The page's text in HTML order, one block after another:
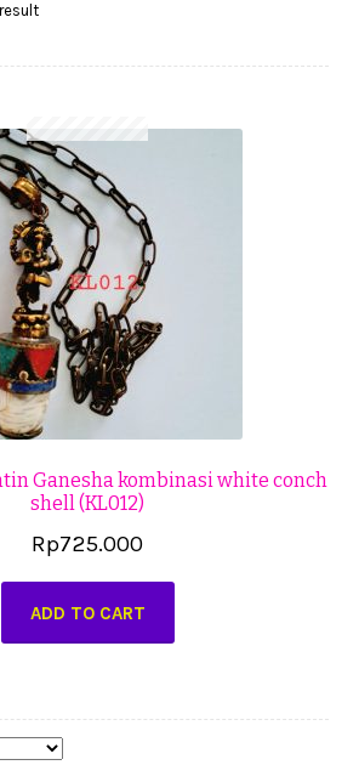
Ganesha kombinasi white conch
shell (KL012)
Rp725.000
ADD TO CART